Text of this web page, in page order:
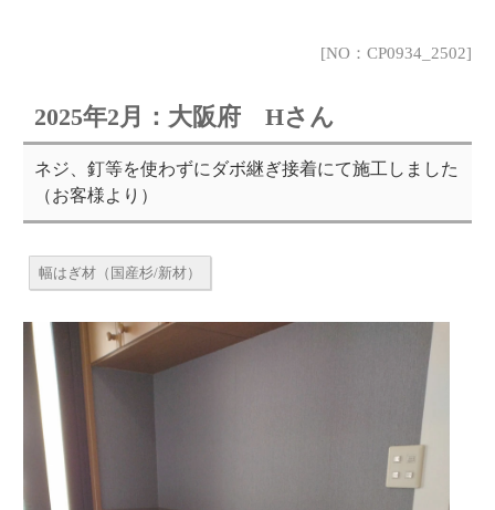
[NO：CP0934_2502]
2025年2月：大阪府 Hさん
ネジ、釘等を使わずにダボ継ぎ接着にて施工しました
（お客様より）
幅はぎ材（国産杉/新材）